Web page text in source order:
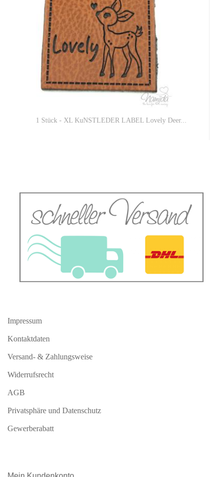
1 Stück - XL KuNSTLEDER LABEL Lovely Deer...
Impressum
Kontaktdaten
Versand- & Zahlungsweise
Widerrufsrecht
AGB
Privatsphäre und Datenschutz
Gewerberabatt